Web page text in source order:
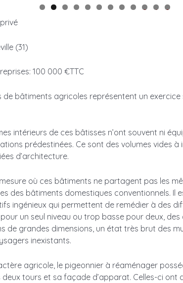
0 1
2
(31)
100 000 €TTC
de bâtiments agricoles représentent un
intérieurs de ces bâtisses n’ont souvent ni
prédestinées. Ce sont des volumes vides
d’architecture.
où ces bâtiments ne partagent pas les
des bâtiments domestiques conventionnels. Il
ingénieux qui permettent de remédier à des
un seul niveau ou trop basse pour deux, des
de grandes dimensions, un état très brut des
inexistants.
agricole, le pigeonnier à réaménager
deux tours et sa façade d’apparat. Celles-ci